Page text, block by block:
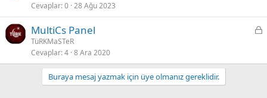
Cevaplar 0 28 Ağu 2023
K
i
MultiCs Panel
TüRKMaSTeR
Cevaplar 4 8 Ara 2020
Buraya mesaj yazmak için üye olmanız gereklidir.